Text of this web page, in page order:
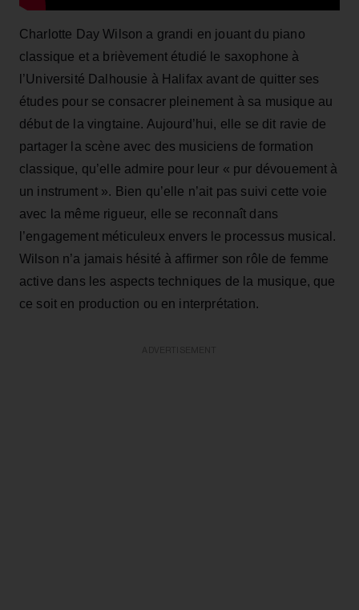
Charlotte Day Wilson a grandi en jouant du piano
classique et a brièvement étudié le saxophone à
l’Université Dalhousie à Halifax avant de quitter ses
études pour se consacrer pleinement à sa musique au
début de la vingtaine. Aujourd’hui, elle se dit ravie de
partager la scène avec des musiciens de formation
classique, qu’elle admire pour leur « pur dévouement à
un instrument ». Bien qu’elle n’ait pas suivi cette voie
avec la même rigueur, elle se reconnaît dans
l’engagement méticuleux envers le processus musical.
Wilson n’a jamais hésité à affirmer son rôle de femme
active dans les aspects techniques de la musique, que
ce soit en production ou en interprétation.